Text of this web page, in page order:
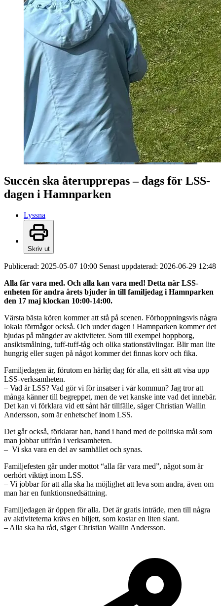
Succén ska återupprepas – dags för LSS-
dagen i Hamnparken
Lyssna
Skriv ut
Publicerad: 2025-05-07 10:00 Senast uppdaterad: 2026-06-29 12:48
Alla får vara med. Och alla kan vara med! Detta när LSS-
enheten för andra årets bjuder in till familjedag i Hamnparken
den 17 maj klockan 10:00-14:00.
Värsta bästa kören kommer att stå på scenen. Förhoppningsvis några
lokala förmågor också. Och under dagen i Hamnparken kommer det
bjudas på mängder av aktiviteter. Som till exempel hoppborg,
ansiktsmålning, tuff-tuff-tåg och olika stationstävlingar. Blir man lite
hungrig eller sugen på något kommer det finnas korv och fika.
Familjedagen är, förutom en härlig dag för alla, ett sätt att visa upp
LSS-verksamheten.
– Vad är LSS? Vad gör vi för insatser i vår kommun? Jag tror att
många känner till begreppet, men de vet kanske inte vad det innebär.
Det kan vi förklara vid ett sånt här tillfälle, säger Christian Wallin
Andersson, som är enhetschef inom LSS.
Det går också, förklarar han, hand i hand med de politiska mål som
man jobbar utifrån i verksamheten.
– Vi ska vara en del av samhället och synas.
Familjefesten går under mottot “alla får vara med”, något som är
oerhört viktigt inom LSS.
– Vi jobbar för att alla ska ha möjlighet att leva som andra, även om
man har en funktionsnedsättning.
Familjedagen är öppen för alla. Det är gratis inträde, men till några
av aktiviteterna krävs en biljett, som kostar en liten slant.
– Alla ska ha råd, säger Christian Wallin Andersson.